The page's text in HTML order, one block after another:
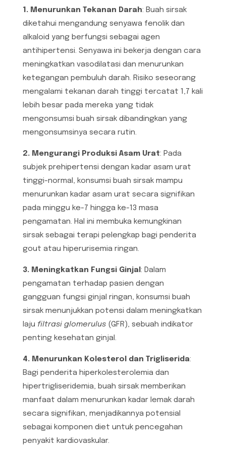
1. Menurunkan Tekanan Darah: Buah sirsak
diketahui mengandung senyawa fenolik dan
alkaloid yang berfungsi sebagai agen
antihipertensi. Senyawa ini bekerja dengan cara
meningkatkan vasodilatasi dan menurunkan
ketegangan pembuluh darah. Risiko seseorang
mengalami tekanan darah tinggi tercatat 1,7 kali
lebih besar pada mereka yang tidak
mengonsumsi buah sirsak dibandingkan yang
mengonsumsinya secara rutin.
2. Mengurangi Produksi Asam Urat: Pada
subjek prehipertensi dengan kadar asam urat
tinggi-normal, konsumsi buah sirsak mampu
menurunkan kadar asam urat secara signifikan
pada minggu ke-7 hingga ke-13 masa
pengamatan. Hal ini membuka kemungkinan
sirsak sebagai terapi pelengkap bagi penderita
gout atau hiperurisemia ringan.
3. Meningkatkan Fungsi Ginjal : Dalam
pengamatan terhadap pasien dengan
gangguan fungsi ginjal ringan, konsumsi buah
sirsak menunjukkan potensi dalam meningkatkan
laju filtrasi glomerulus(GFR), sebuah indikator
penting kesehatan ginjal.
4. Menurunkan Kolesterol dan Trigliserida:
Bagi penderita hiperkolesterolemia dan
hipertrigliseridemia, buah sirsak memberikan
manfaat dalam menurunkan kadar lemak darah
secara signifikan, menjadikannya potensial
sebagai komponen diet untuk pencegahan
penyakit kardiovaskular.